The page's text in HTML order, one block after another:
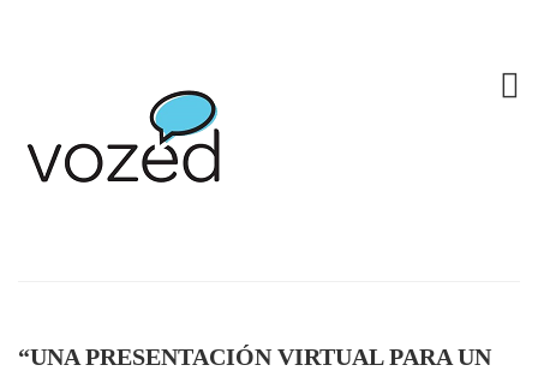
Tag: presentación
virtual
“UNA PRESENTACIÓN VIRTUAL PARA UN